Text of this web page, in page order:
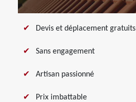
Devis et déplacement gratuits
Sans engagement
Artisan passionné
Prix imbattable